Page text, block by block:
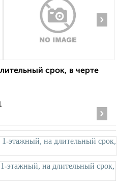
›
срок, в черте
›